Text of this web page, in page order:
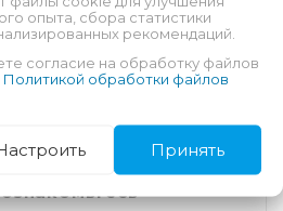
код и выберите
(Continue) .
вы можете использовать
опыта, сбора статистики
рекомендаций.
согласие на обработку файлов
Политикой обработки файлов
Принять